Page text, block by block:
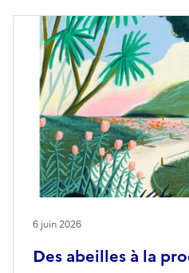
Des abeilles à la
6 juin 2026